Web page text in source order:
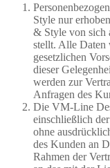
Style nur
& Style von sich
stellt. Alle Daten
gesetzlichen
dieser
werden zur
Anfragen des
Die VM-Line
einschließlich
ohne
des Kunden an
Rahmen der